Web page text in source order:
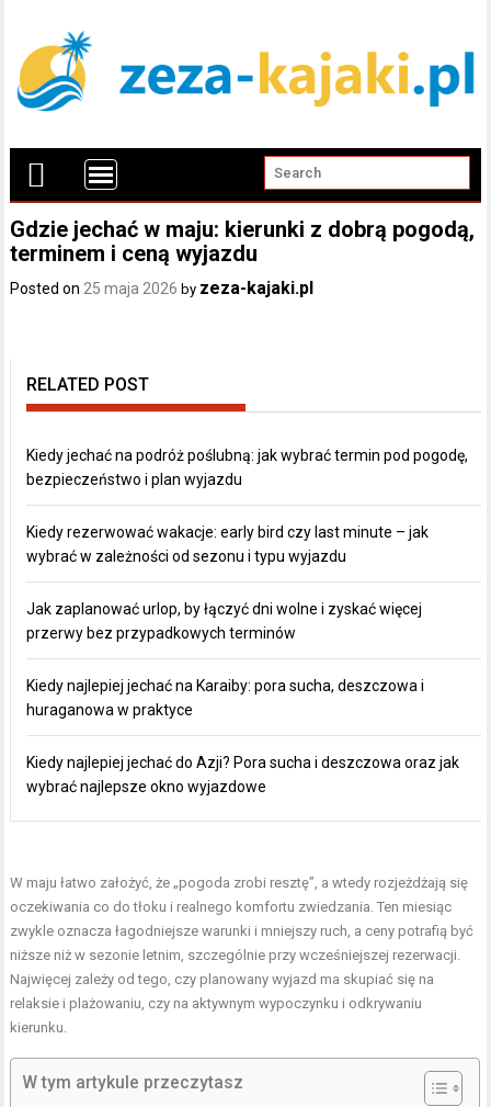
Gdzie jechać w maju: kierunki z dobrą pogodą,
terminem i ceną wyjazdu
Posted on 25 maja 2026 by zeza-kajaki.pl
RELATED POST
Kiedy jechać na podróż poślubną: jak wybrać termin pod pogodę,
bezpieczeństwo i plan wyjazdu
Kiedy rezerwować wakacje: early bird czy last minute – jak
wybrać w zależności od sezonu i typu wyjazdu
Jak zaplanować urlop, by łączyć dni wolne i zyskać więcej
przerwy bez przypadkowych terminów
Kiedy najlepiej jechać na Karaiby: pora sucha, deszczowa i
huraganowa w praktyce
Kiedy najlepiej jechać do Azji? Pora sucha i deszczowa oraz jak
wybrać najlepsze okno wyjazdowe
W maju łatwo założyć, że „pogoda zrobi resztę”, a wtedy rozjeżdżają się
oczekiwania co do tłoku i realnego komfortu zwiedzania. Ten miesiąc
zwykle oznacza łagodniejsze warunki i mniejszy ruch, a ceny potrafią być
niższe niż w sezonie letnim, szczególnie przy wcześniejszej rezerwacji.
Najwięcej zależy od tego, czy planowany wyjazd ma skupiać się na
relaksie i plażowaniu, czy na aktywnym wypoczynku i odkrywaniu
kierunku.
W tym artykule przeczytasz